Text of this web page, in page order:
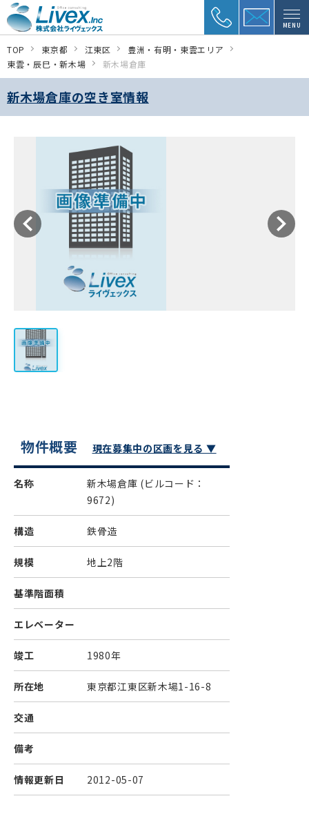
MENU
TOP 東京都 江東区
豊洲・有明・東雲エリア
東雲・辰巳・新木場
新木場倉庫
新木場倉庫の空き室情報
物件概要 現在募集中の区画を見る ▼
名称 新木場倉庫 (ビルコード：
9672)
構造 鉄骨造
規模 地上2階
基準階面積
エレベーター
竣工 1980年
所在地 東京都江東区新木場1-16-8
交通
備考
情報更新日 2012-05-07